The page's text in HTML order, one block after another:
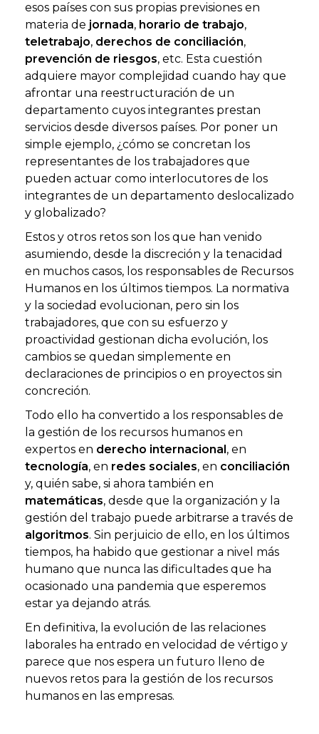
esos países con sus propias previsiones en
materia de jornada, horario de trabajo,
teletrabajo, derechos de conciliación,
prevención de riesgos, etc. Esta cuestión
adquiere mayor complejidad cuando hay que
afrontar una reestructuración de un
departamento cuyos integrantes prestan
servicios desde diversos países. Por poner un
simple ejemplo, ¿cómo se concretan los
representantes de los trabajadores que
pueden actuar como interlocutores de los
integrantes de un departamento deslocalizado
y globalizado?
Estos y otros retos son los que han venido
asumiendo, desde la discreción y la tenacidad
en muchos casos, los responsables de Recursos
Humanos en los últimos tiempos. La normativa
y la sociedad evolucionan, pero sin los
trabajadores, que con su esfuerzo y
proactividad gestionan dicha evolución, los
cambios se quedan simplemente en
declaraciones de principios o en proyectos sin
concreción.
Todo ello ha convertido a los responsables de
la gestión de los recursos humanos en
expertos en derecho internacional , en
tecnología, en redes sociales, en conciliación
y, quién sabe, si ahora también en
matemáticas, desde que la organización y la
gestión del trabajo puede arbitrarse a través de
algoritmos. Sin perjuicio de ello, en los últimos
tiempos, ha habido que gestionar a nivel más
humano que nunca las dificultades que ha
ocasionado una pandemia que esperemos
estar ya dejando atrás.
En definitiva, la evolución de las relaciones
laborales ha entrado en velocidad de vértigo y
parece que nos espera un futuro lleno de
nuevos retos para la gestión de los recursos
humanos en las empresas.